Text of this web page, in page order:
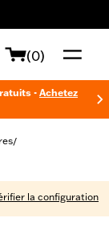
(0)
- Achetez
/
la configuration